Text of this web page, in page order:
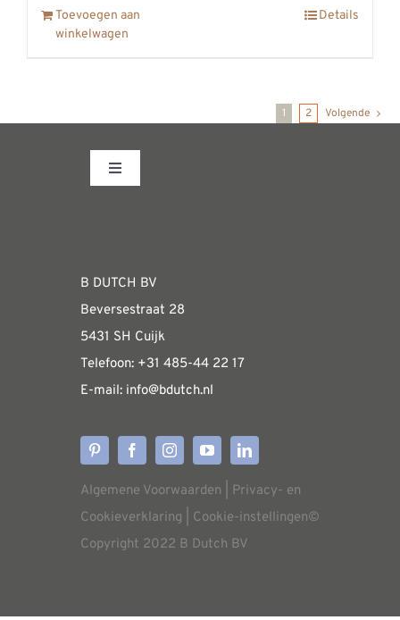
Toevoegen aan
winkelwagen
Details
1 2 Volgende
Toggle
WEBSHOP
Algemene informatie &
Verzendkosten
Levertijden
Aflevering
B DUTCH BV
Beversestraat 28
5431 SH Cuijk
Telefoon: +31 485-44 22 17
E-mail: info@bdutch.nl
Algemene Voorwaarden
Privacy- en
Cookieverklaring
Cookie-instellingen©
Copyright 2022 B Dutch BV